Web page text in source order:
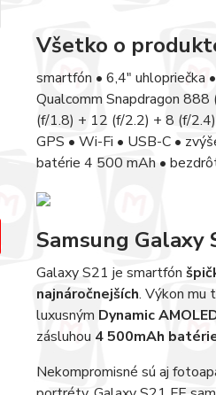
Všetko o
smartfón • 6,4" uhlopriečka
Qualcomm Snapdragon
(f/1.8) + 12 (f/2.2) + 8 (f/
GPS • Wi-Fi • USB-C •
batérie 4 500 mAh •
Samsung Galaxy
Galaxy S21 je smartfón
najnáročnejších. Výkon mu
luxusným Dynamic
zásluhou 4 500mAh
Nekompromisné sú aj